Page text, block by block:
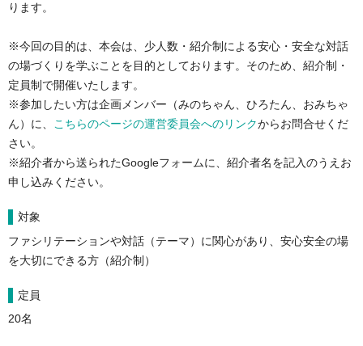
ります。
※今回の目的は、本会は、少人数・紹介制による安心・安全な対話
の場づくりを学ぶことを目的としております。そのため、紹介制・
定員制で開催いたします。
※参加したい方は企画メンバー（みのちゃん、ひろたん、おみちゃ
ん）に、 こちらのページの運営委員会へのリンクからお問合せくだ
さい。
※紹介者から送られたGoogleフォームに、紹介者名を記入のうえお
対象
ファシリテーションや対話（テーマ）に関心があり、安心安全の場
を大切にできる方（紹介制）
定員
20名